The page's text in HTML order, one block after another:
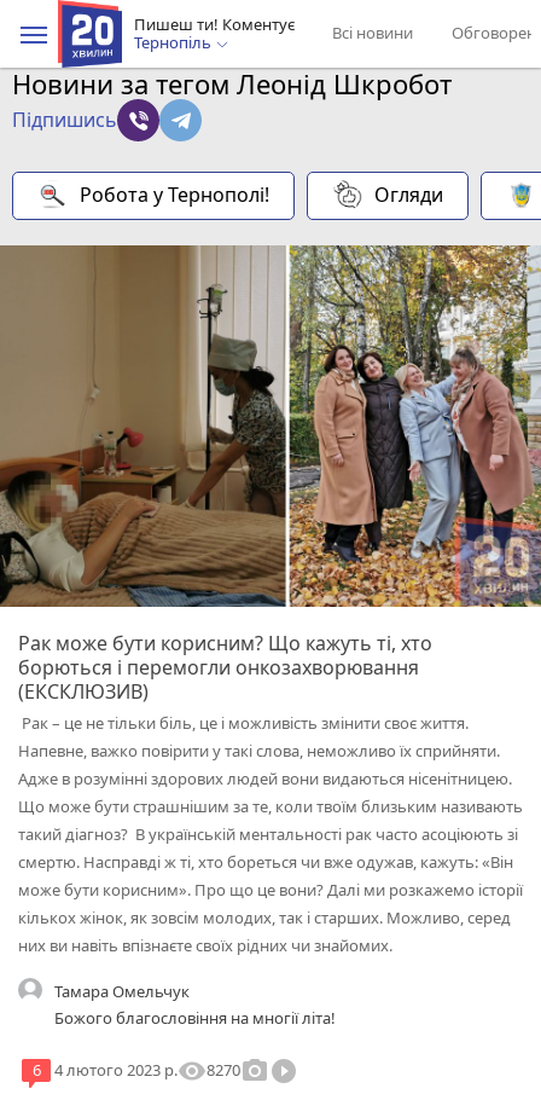
Пишеш ти! Коментує
Тернопіль
Всі новини
Новини за тегом Леонід Шкробот
Підпишись
Робота у Тернополі! Огляди
Рак може бути корисним? Що кажуть ті, хто
борються і перемогли онкозахворювання
(ЕКСКЛЮЗИВ)
Рак – це не тільки біль, це і можливість змінити своє життя.
Напевне, важко повірити у такі слова, неможливо їх сприйняти.
Адже в розумінні здорових людей вони видаються нісенітницею.
Що може бути страшнішим за те, коли твоїм близьким називають
такий діагноз? В українській ментальності рак часто асоціюють зі
смертю. Насправді ж ті, хто бореться чи вже одужав, кажуть: «Він
може бути корисним». Про що це вони? Далі ми розкажемо історії
кількох жінок, як зовсім молодих, так і старших. Можливо, серед
них ви навіть впізнаєте своїх рідних чи знайомих.
Тамара Омельчук
Божого благословіння на многії літа!
6 4 лютого 2023 р.visibility8270photo_cameraplay_circle_filled